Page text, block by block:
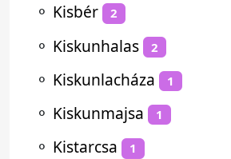
⚬ Kisbér 2
⚬ Kiskunhalas 2
⚬ Kiskunlacháza 1
⚬ Kiskunmajsa 1
⚬ Kistarcsa 1